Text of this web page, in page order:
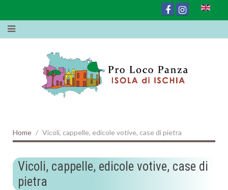
Home Vicoli, cappelle, edicole votive, case di pietra
Vicoli, cappelle, edicole votive, case di
pietra